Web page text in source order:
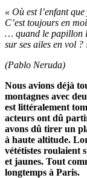
« Où est l’enfant que
C’est toujours en
… quand le papillon
sur ses ailes en vol ?
(Pablo Neruda)
Nous avions déjà
montagnes avec
est littéralement
acteurs ont dû
avons dû tirer un
à haute altitude.
vététistes roulaient
et jaunes. Tout
longtemps à Paris.